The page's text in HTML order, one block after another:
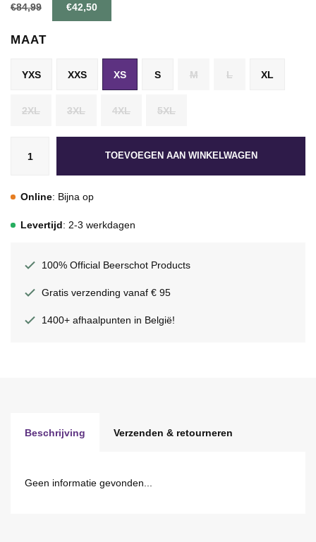
€84,99 €42,50
MAAT
XS S M L XL
2XL 3XL 4XL 5XL
YXS XXS
TOEVOEGEN AAN WINKELWAGEN
Online: Bijna op
Levertijd: 2-3 werkdagen
100% Official Beerschot Products
Gratis verzending vanaf € 95
1400+ afhaalpunten in België!
Beschrijving Verzenden & retourneren
Geen informatie gevonden...